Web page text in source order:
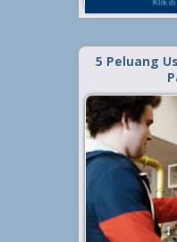
5 Peluang
Diterbitkan
Kondisi
menurun
mengalami
Alhasil, hal